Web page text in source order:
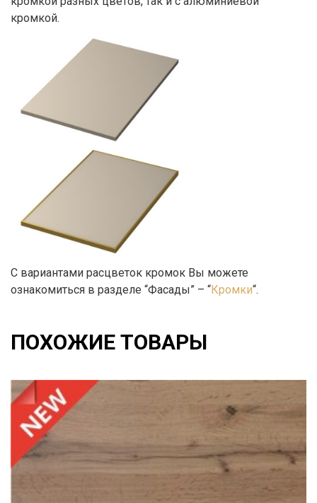
кромкой.
С вариантами расцветок кромок Вы можете
ознакомиться в разделе “Фасады” – “Кромки“.
ПОХОЖИЕ ТОВАРЫ